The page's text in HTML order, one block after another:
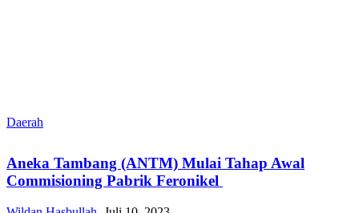
Daerah
Aneka Tambang (ANTM) Mulai Tahap Awal
Commisioning Pabrik Feronikel